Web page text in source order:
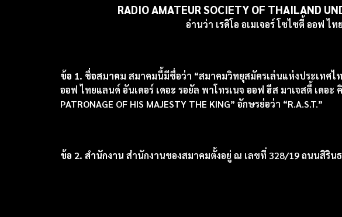
RADIO AMATEUR SOCIETY OF THAILAND
อ่านว่า เรดิโอ อเมเจอร์ โซไซตี้ ออฟ ไ
ข้อ 1. ชื่อสมาคม สมาคมนี้มีชื่อว่า “สมาคมวิทยุสมัครเล่นแห่งประเทศไ
ออฟ ไทยแลนด์ อันเดอร์ เดอะ รอยัล พาโทรเนจ ออฟ ฮีส มาเจสตี้ เดอะ คิ
PATRONAGE OF HIS MAJESTY THE KING” อักษรย่อว่า “R.A.S.T.”
ข้อ 2. สำนักงาน สำนักงานของสมาคมตั้งอยู่ ณ เลขที่ 328/19 ถนนสิริน